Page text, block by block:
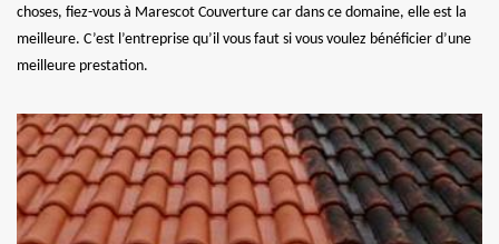
choses, fiez-vous à Marescot Couverture car dans ce domaine, elle est la
meilleure. C’est l’entreprise qu’il vous faut si vous voulez bénéficier d’une
meilleure prestation.